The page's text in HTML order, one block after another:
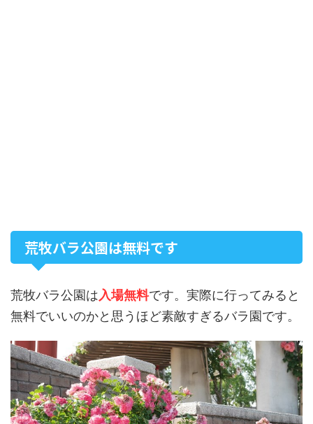
荒牧バラ公園は無料です
荒牧バラ公園は入場無料です。実際に行ってみると
無料でいいのかと思うほど素敵すぎるバラ園です。